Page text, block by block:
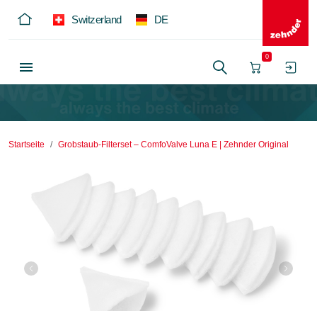
Switzerland DE
0
Startseite Grobstaub-Filterset – ComfoValve Luna E | Zehnder Original